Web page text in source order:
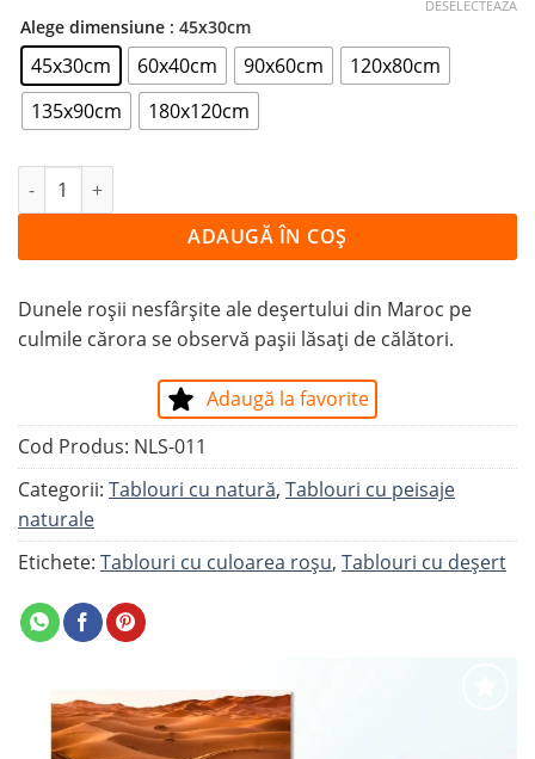
Alege dimensiune : 45x30cm
45x30cm 60x40cm 90x60cm
120x80cm
135x90cm
180x120cm
DESELECTEAZĂ
Cantitate Tablou DUNELE DIN MAROC
ADAUGĂ ÎN COȘ
Dunele roșii nesfârșite ale deșertului din Maroc pe
culmile cărora se observă pașii lăsați de călători.
Adaugă la favorite
Cod Produs: NLS-011
Categorii: Tablouri cu natură, Tablouri cu peisaje
naturale
Etichete: Tablouri cu culoarea roșu, Tablouri cu deșert